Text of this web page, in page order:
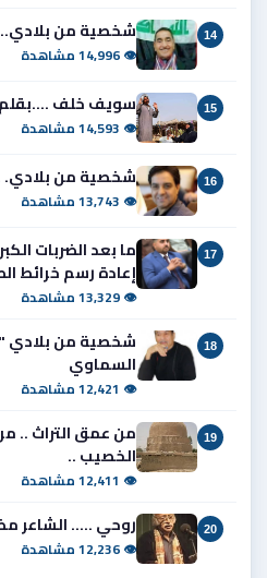
14 شخصية من بلادي..
👁 14,996 مشاهدة
15 سويف خلف
👁 14,593 مشاهدة
16 شخصية من بلادي.
👁 13,743 مشاهدة
17
ما بعد الضربات
إعادة رسم خرائط
👁 13,329 مشاهدة
18
شخصية من بلادي "
السماوي
👁 12,421 مشاهدة
19
من عمق التراث ..
الخصيب ..
👁 12,411 مشاهدة
20 روحي ..... الشاعر
👁 12,236 مشاهدة